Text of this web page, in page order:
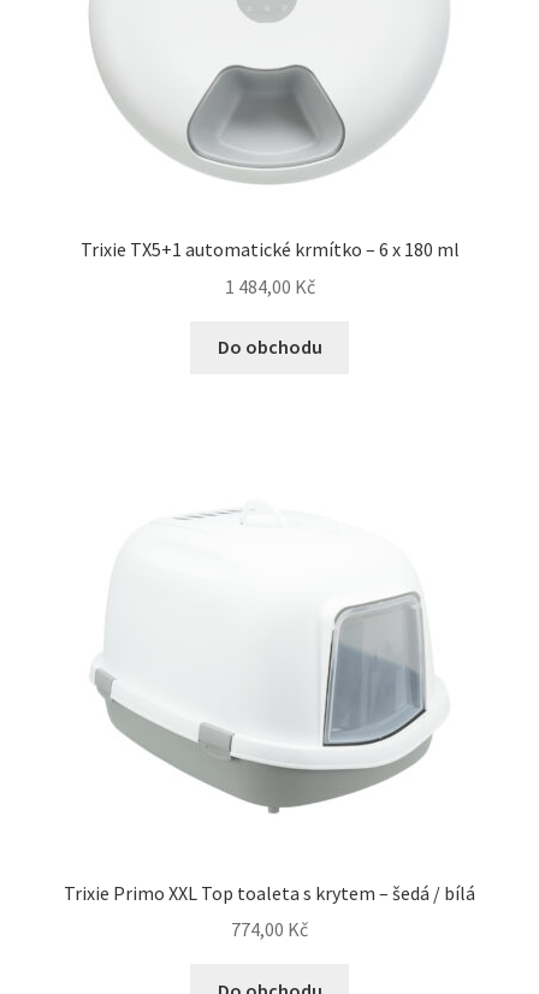
Trixie TX5+1 automatické krmítko – 6 x 180 ml
1 484,00 Kč
Do obchodu
Trixie Primo XXL Top toaleta s krytem – šedá / bílá
774,00 Kč